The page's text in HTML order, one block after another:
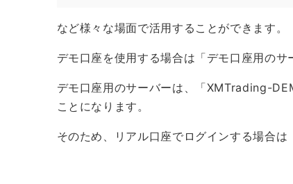
など様々な場面で活用することができます。
デモ口座を使用する場合は「デモ口座用のサ
デモ口座用のサーバーは、「XMTrading-
ことになります。
そのため、リアル口座でログインする場合は